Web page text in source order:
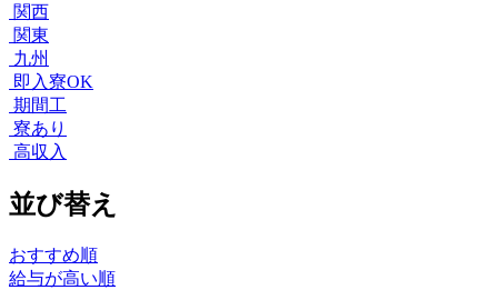
関西
関東
九州
即入寮OK
期間工
寮あり
高収入
並び替え
おすすめ順
給与が高い順